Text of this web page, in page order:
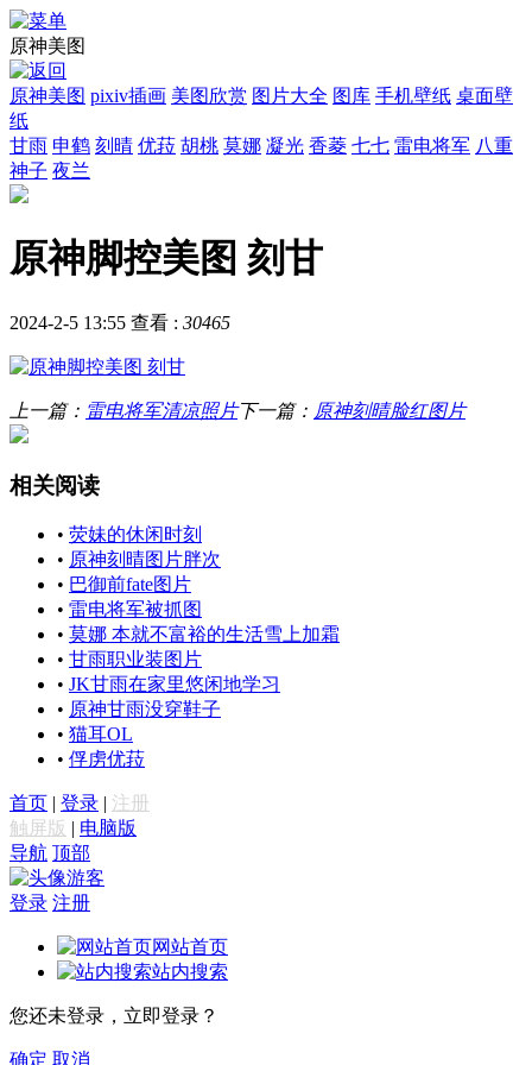
原神美图
原神美图 pixiv插画 美图欣赏 图片大全 图库 手机壁纸 桌面壁
纸
甘雨 申鹤 刻晴 优菈 胡桃 莫娜 凝光 香菱 七七 雷电将军 八重
神子 夜兰
原神脚控美图 刻甘
2024-2-5 13:55 查看 : 30465
上一篇： 雷电将军清凉照片下一篇： 原神刻晴脸红图片
相关阅读
• 荧妹的休闲时刻
• 原神刻晴图片胖次
• 巴御前fate图片
• 雷电将军被抓图
• 莫娜 本就不富裕的生活雪上加霜
• 甘雨职业装图片
• JK甘雨在家里悠闲地学习
• 原神甘雨没穿鞋子
• 猫耳OL
• 俘虏优菈
首页 | 登录 | 注册
触屏版 | 电脑版
导航 顶部
游客
登录 注册
网站首页
站内搜索
您还未登录，立即登录？
确定 取消